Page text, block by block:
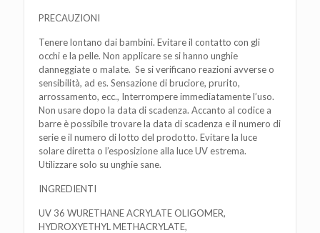
PRECAUZIONI
Tenere lontano dai bambini. Evitare il contatto con gli
occhi e la pelle. Non applicare se si hanno unghie
danneggiate o malate. Se si verificano reazioni avverse o
sensibilità, ad es. Sensazione di bruciore, prurito,
arrossamento, ecc., Interrompere immediatamente l’uso.
Non usare dopo la data di scadenza. Accanto al codice a
barre è possibile trovare la data di scadenza e il numero di
serie e il numero di lotto del prodotto. Evitare la luce
solare diretta o l’esposizione alla luce UV estrema.
Utilizzare solo su unghie sane.
INGREDIENTI
UV 36 WURETHANE ACRYLATE OLIGOMER,
HYDROXYETHYL METHACRYLATE,